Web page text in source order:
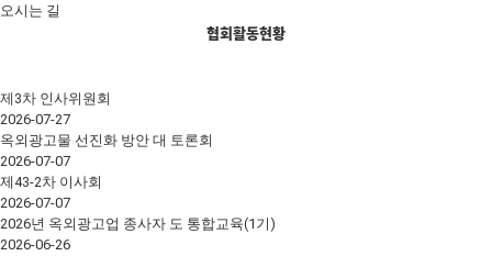
오시는 길
협회활동현황
제3차 인사위원회
2026-07-27
옥외광고물 선진화 방안 대 토론회
2026-07-07
제43-2차 이사회
2026-07-07
2026년 옥외광고업 종사자 도 통합교육(1기)
2026-06-26